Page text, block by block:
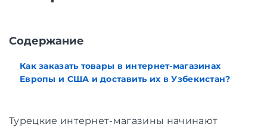
Cодержание
Как заказать товары в интернет-магазинах
Европы и США и доставить их в Узбекистан?
Турецкие интернет-магазины начинают